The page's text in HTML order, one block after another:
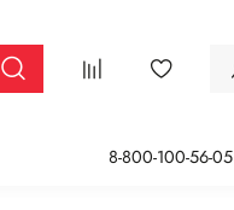
8-800-100-56-05